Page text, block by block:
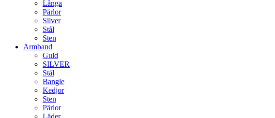
Långa
Pärlor
Silver
Stål
Sten
Armband
Guld
SILVER
Stål
Bangle
Kedjor
Sten
Pärlor